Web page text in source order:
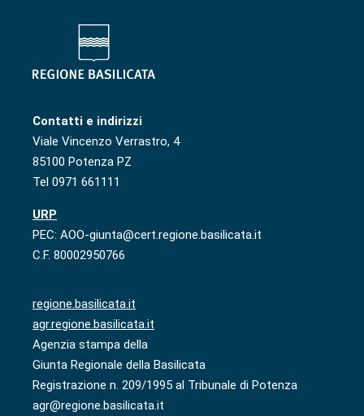
Contatti e indirizzi
Viale Vincenzo Verrastro, 4
85100 Potenza PZ
Tel 0971 661111
URP
PEC: AOO-giunta@cert.regione.basilicata.it
C.F. 80002950766
regione.basilicata.it
agr.regione.basilicata.it
Agenzia stampa della
Giunta Regionale della Basilicata
Registrazione n. 209/1995 al Tribunale di Potenza
agr@regione.basilicata.it